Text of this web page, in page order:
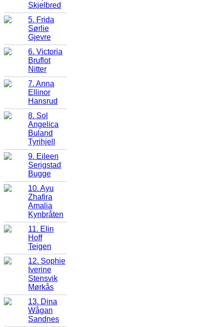
Skjelbred
5. Frida
Sørlie
Gjevre
6. Victoria
Bruflot
Nitter
7. Anna
Ellinor
Hansrud
8. Sol
Angelica
Buland
Tyrihjell
9. Eileen
Serigstad
Bugge
10. Ayu
Zhafira
Amalia
Kynbråten
11. Elin
Hoff
Teigen
12. Sophie
Iverine
Stensvik
Mørkås
13. Dina
Wågan
Sandnes